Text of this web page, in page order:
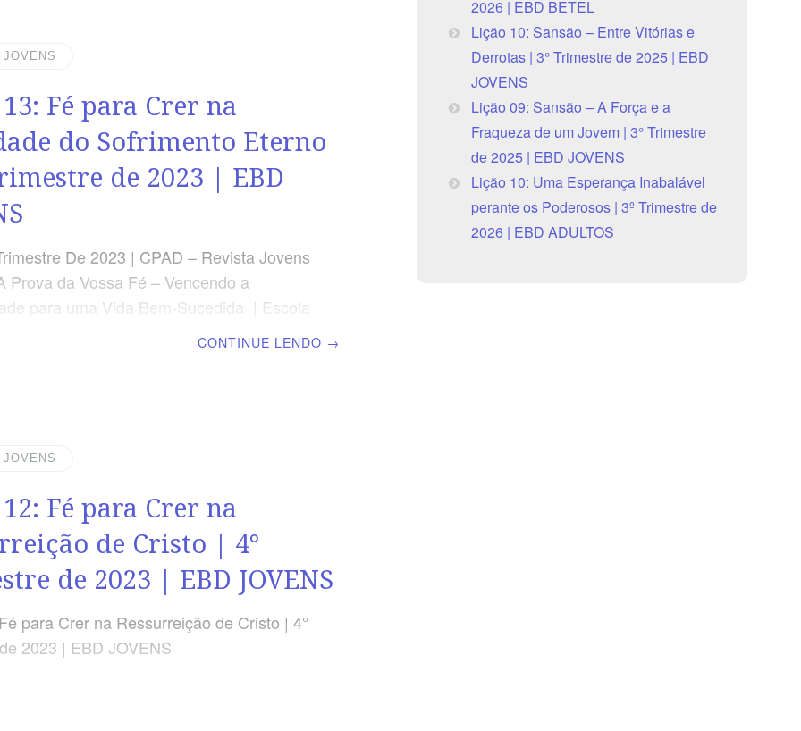
LEITURA SEMANAL SEGUNDA –
– Ap 1.10,11 João escreveu
JOVENS
Fé para Crer na
do Sofrimento Eterno
de 2023 | EBD
De 2023 | CPAD – Revista Jovens
Prova da Vossa Fé – Vencendo a
para uma Vida Bem-Sucedida | Escola
eterno é uma realidade, assim
SEGUNDA –
CONTINUE LENDO →
JOVENS
Fé para Crer na
de Cristo | 4°
de 2023 | EBD JOVENS
para Crer na Ressurreição de Cristo | 4°
2023 | EBD JOVENS
2026 | EBD BETEL
Lição 10: Sansão – Entre Vitórias e
Derrotas | 3° Trimestre de 2025 | EBD
JOVENS
Lição 09: Sansão – A Força e a
Fraqueza de um Jovem | 3° Trimestre
de 2025 | EBD JOVENS
Lição 10: Uma Esperança Inabalável
perante os Poderosos | 3º Trimestre de
2026 | EBD ADULTOS